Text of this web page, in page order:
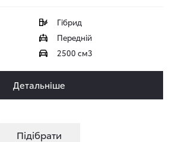
Гібрид
Передній
2500 см3
Детальніше
Підібрати